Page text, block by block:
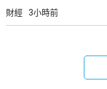
財經 3小時前